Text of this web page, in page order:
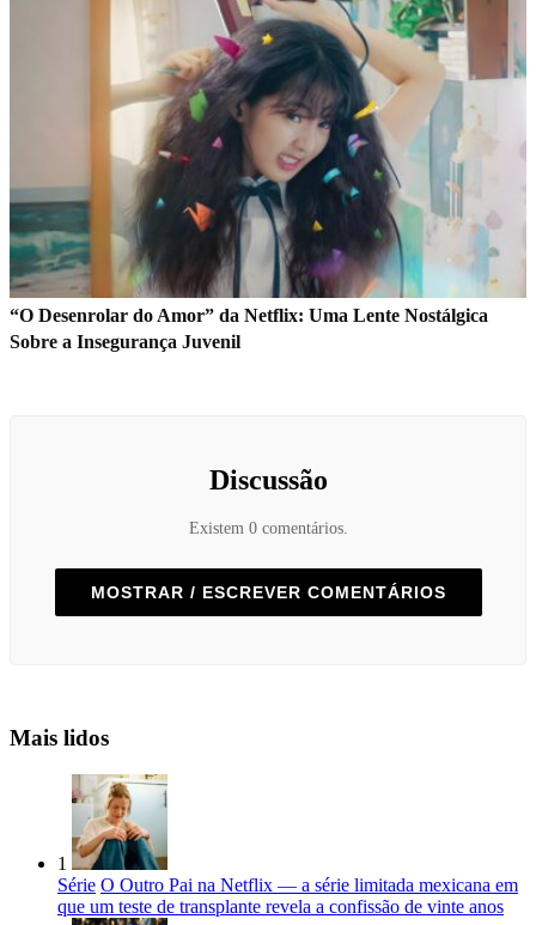
“O Desenrolar do Amor” da Netflix: Uma Lente Nostálgica
Sobre a Insegurança Juvenil
Discussão
Existem 0 comentários.
MOSTRAR / ESCREVER COMENTÁRIOS
Mais lidos
1
Série O Outro Pai na Netflix — a série limitada mexicana em
que um teste de transplante revela a confissão de vinte anos